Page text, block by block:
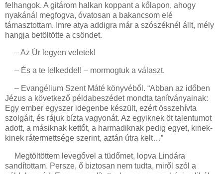
felhangok. A gitárom halkan koppant a kőlapon, ahogy
nyakánál megfogva, óvatosan a bakancsom elé
támasztottam. Imre atya addigra már a szószéknél állt, mély
hangja betöltötte a csöndet.
– Az Úr legyen veletek!
– És a te lelkeddel! – mormogtuk a választ.
– Evangélium Szent Máté könyvéből. “Abban az időben
Jézus a következő példabeszédet mondta tanítványainak:
Egy ember egyszer idegenbe készült, ezért összehívta
szolgáit, és rájuk bízta vagyonát. Az egyiknek öt talentumot
adott, a másiknak kettőt, a harmadiknak pedig egyet, kinek-
kinek rátermettsége szerint, aztán útra kelt…”
Megtöltöttem levegővel a tüdőmet, lopva Lindára
sandítottam. Persze, ő biztosan nem tudta, miről szól a